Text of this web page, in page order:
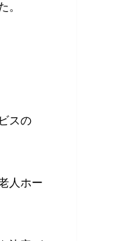
。
スの
人ホー